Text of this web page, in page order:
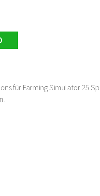
für Farming Simulator 25